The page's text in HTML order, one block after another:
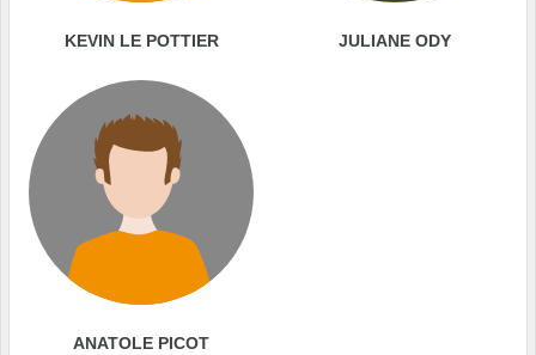
KEVIN LE POTTIER JULIANE ODY
ANATOLE PICOT